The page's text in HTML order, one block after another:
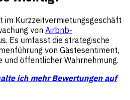
im Kurzzeitvermietungsgeschäft
von Airbnb-
Es umfasst die strategische
von Gästesentiment,
öffentlicher Wahrnehmung.
ich mehr Bewertungen auf